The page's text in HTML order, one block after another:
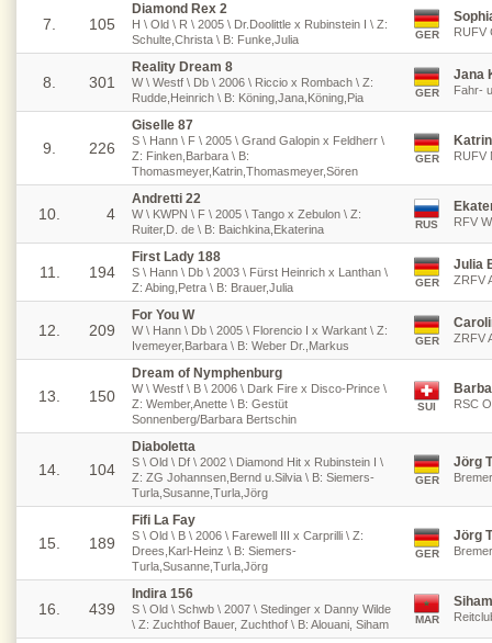
7. 105
Diamond Rex 2
H \ Old \ R \ 2005 \ Dr.Doolittle x Rubinstein I \ Z:
Schulte,Christa \ B: Funke,Julia
GER RUFV
8. 301
Reality Dream 8
W \ Westf \ Db \ 2006 \ Riccio x Rombach \ Z:
Rudde,Heinrich \ B: Köning,Jana,Köning,Pia
GER
Jana
Fahr-
9. 226
Giselle 87
S \ Hann \ F \ 2005 \ Grand Galopin x Feldherr \
Z: Finken,Barbara \ B:
Thomasmeyer,Katrin,Thomasmeyer,Sören
GER RUFV
10. 4
Andretti 22
W \ KWPN \ F \ 2005 \ Tango x Zebulon \ Z:
Ruiter,D. de \ B: Baichkina,Ekaterina
RUS RFV
11. 194
First Lady 188
S \ Hann \ Db \ 2003 \ Fürst Heinrich x Lanthan \
Z: Abing,Petra \ B: Brauer,Julia
GER
Julia
ZRFV
12. 209
For You W
W \ Hann \ Db \ 2005 \ Florencio I x Warkant \ Z:
Ivemeyer,Barbara \ B: Weber Dr.,Markus
GER ZRFV
13. 150
Dream of Nymphenburg
W \ Westf \ B \ 2006 \ Dark Fire x Disco-Prince \
Z: Wember,Anette \ B: Gestüt
Sonnenberg/Barbara Bertschin
SUI RSC
14. 104
Diaboletta
S \ Old \ Df \ 2002 \ Diamond Hit x Rubinstein I \
Z: ZG Johannsen,Bernd u.Silvia \ B: Siemers-
Turla,Susanne,Turla,Jörg
GER
Jörg
15. 189
Fifi La Fay
S \ Old \ B \ 2006 \ Farewell III x Carprilli \ Z:
Drees,Karl-Heinz \ B: Siemers-
Turla,Susanne,Turla,Jörg
GER
Jörg
16. 439
Indira 156
S \ Old \ Schwb \ 2007 \ Stedinger x Danny Wilde
\ Z: Zuchthof Bauer, Zuchthof \ B: Alouani, Siham
MAR